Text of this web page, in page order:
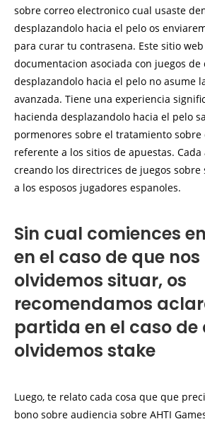
sobre correo electronico cual usaste
desplazandolo hacia el pelo os
para curar tu contrasena. Este sitio
documentacion asociada con juegos de
desplazandolo hacia el pelo no asume
avanzada. Tiene una experiencia
hacienda desplazandolo hacia el pelo
pormenores sobre el tratamiento sobre
referente a los sitios de apuestas.
creando los directrices de juegos
a los esposos jugadores espanoles.
Sin cual comiences
en el caso de que nos
olvidemos situar, os
recomendamos
partida en el caso de
olvidemos stake
Luego, te relato cada cosa que que
bono sobre audiencia sobre AHTI